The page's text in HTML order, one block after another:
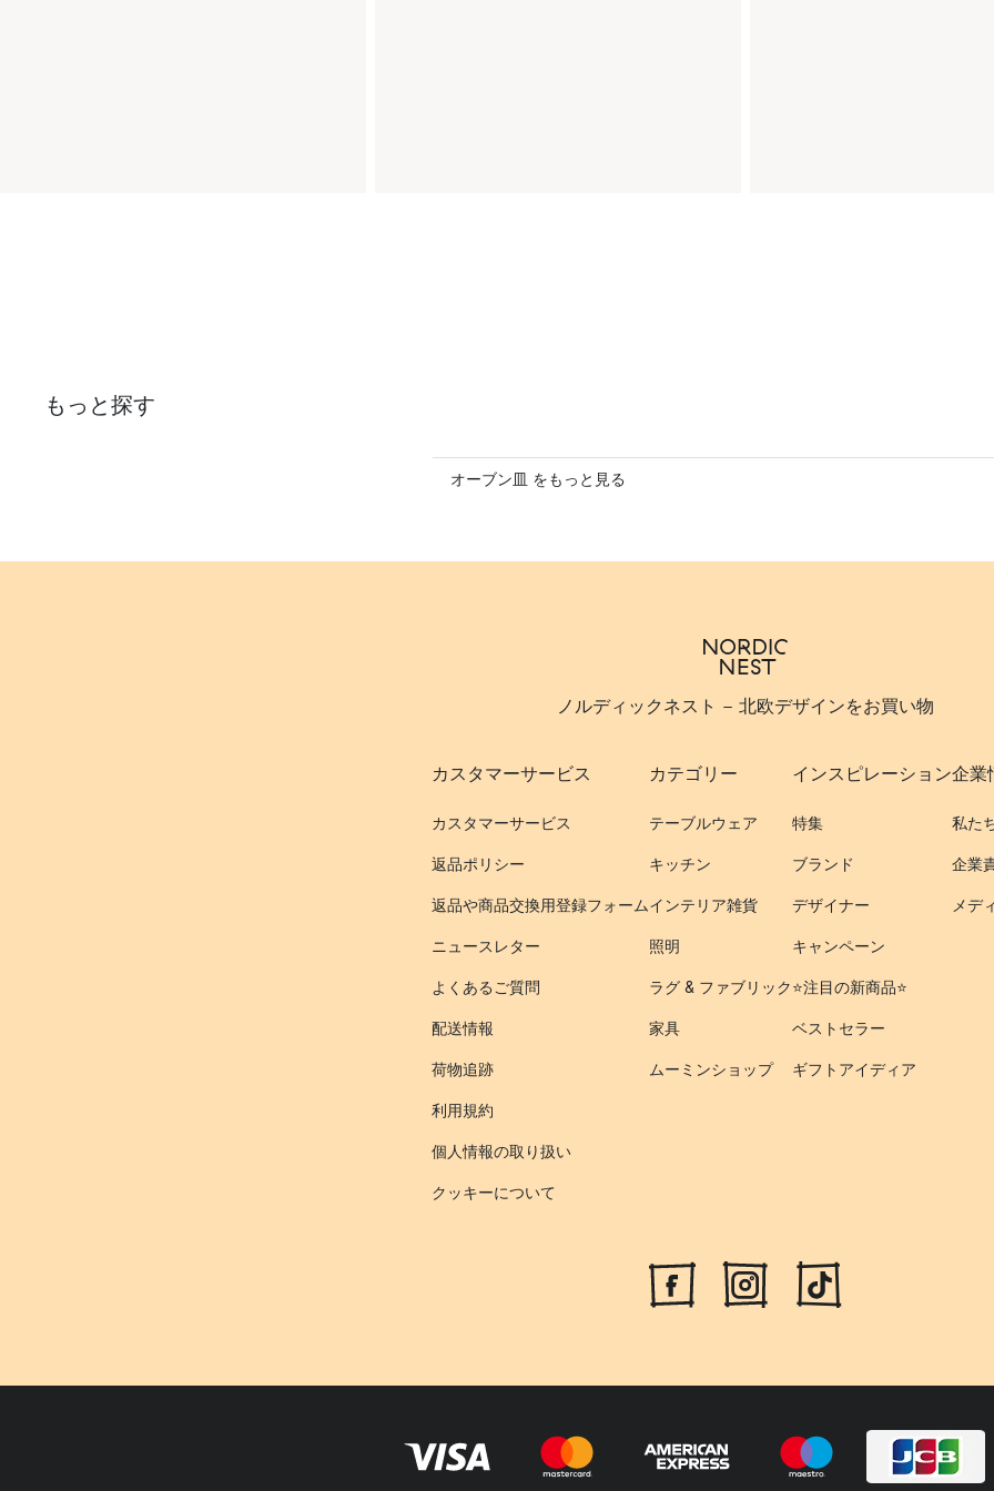
もっと探す
オーブン皿 をもっと見る
ノルディックネスト - 北欧デザインをお買い物
カスタマーサービス
カスタマーサービス
返品ポリシー
返品や商品交換用登録フォーム
ニュースレター
よくあるご質問
配送情報
荷物追跡
利用規約
個人情報の取り扱い
クッキーについて
カテゴリー
テーブルウェア
キッチン
インテリア雑貨
照明
ラグ & ファブリック
家具
ムーミンショップ
インスピレーション
特集
ブランド
デザイナー
キャンペーン
⭐️注目の新商品⭐️
ベストセラー
ギフトアイディア
企業
私た
企業
メデ